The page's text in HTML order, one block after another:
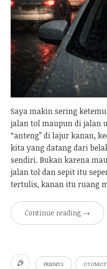
Saya makin sering
jalan tol maupun di jalan
“anteng” di lajur kanan,
kita yang datang dari
sendiri. Bukan karena
jalan tol dan sepit itu
tertulis, kanan itu ruang
Continue reading →
FRIENDS